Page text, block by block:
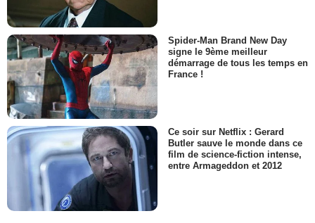
Spider-Man Brand New Day
signe le 9ème meilleur
démarrage de tous les temps en
France !
Ce soir sur Netflix : Gerard
Butler sauve le monde dans ce
film de science-fiction intense,
entre Armageddon et 2012